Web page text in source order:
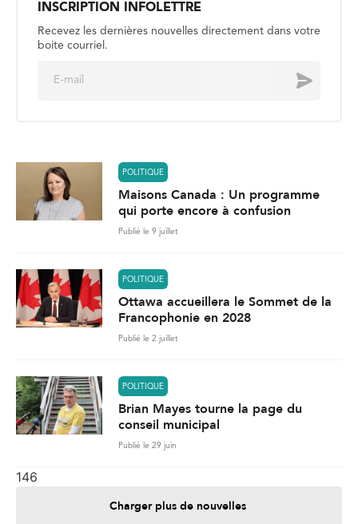
INSCRIPTION INFOLETTRE
Recevez les dernières nouvelles directement dans votre
boite courriel.
Envoyer
POLITIQUE
Maisons Canada : Un programme
qui porte encore à confusion
Publié le 9 juillet
POLITIQUE
Ottawa accueillera le Sommet de la
Francophonie en 2028
Publié le 2 juillet
POLITIQUE
Brian Mayes tourne la page du
conseil municipal
Publié le 29 juin
146
Charger plus de nouvelles